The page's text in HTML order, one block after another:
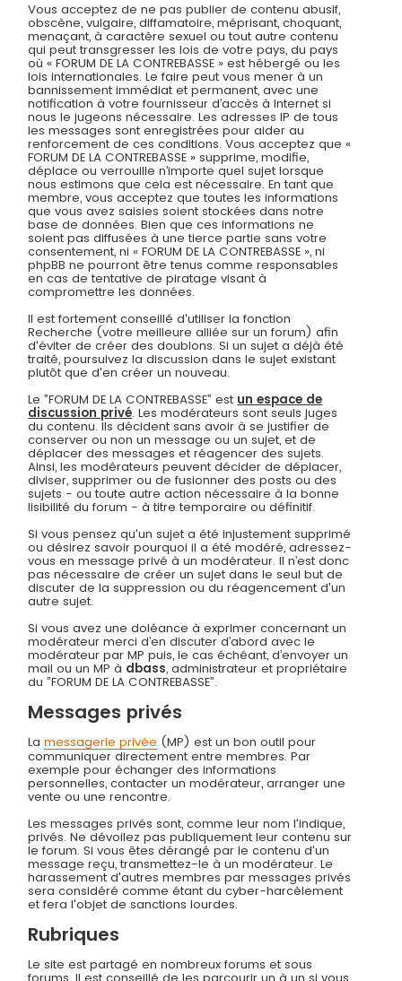
Vous acceptez de ne pas publier de contenu abusif,
obscène, vulgaire, diffamatoire, méprisant, choquant,
menaçant, à caractère sexuel ou tout autre contenu
qui peut transgresser les lois de votre pays, du pays
où « FORUM DE LA CONTREBASSE » est hébergé ou les
lois internationales. Le faire peut vous mener à un
bannissement immédiat et permanent, avec une
notification à votre fournisseur d’accès à Internet si
nous le jugeons nécessaire. Les adresses IP de tous
les messages sont enregistrées pour aider au
renforcement de ces conditions. Vous acceptez que «
FORUM DE LA CONTREBASSE » supprime, modifie,
déplace ou verrouille n’importe quel sujet lorsque
nous estimons que cela est nécessaire. En tant que
membre, vous acceptez que toutes les informations
que vous avez saisies soient stockées dans notre
base de données. Bien que ces informations ne
soient pas diffusées à une tierce partie sans votre
consentement, ni « FORUM DE LA CONTREBASSE », ni
phpBB ne pourront être tenus comme responsables
en cas de tentative de piratage visant à
compromettre les données.
Il est fortement conseillé d'utiliser la fonction
Recherche (votre meilleure alliée sur un forum) afin
d'éviter de créer des doublons. Si un sujet a déjà été
traité, poursuivez la discussion dans le sujet existant
plutôt que d'en créer un nouveau.
Le ”FORUM DE LA CONTREBASSE” est un espace de
discussion privé. Les modérateurs sont seuls juges
du contenu. Ils décident sans avoir à se justifier de
conserver ou non un message ou un sujet, et de
déplacer des messages et réagencer des sujets.
Ainsi, les modérateurs peuvent décider de déplacer,
diviser, supprimer ou de fusionner des posts ou des
sujets - ou toute autre action nécessaire à la bonne
lisibilité du forum - à titre temporaire ou définitif.
Si vous pensez qu'un sujet a été injustement supprimé
ou désirez savoir pourquoi il a été modéré, adressez-
vous en message privé à un modérateur. Il n’est donc
pas nécessaire de créer un sujet dans le seul but de
discuter de la suppression ou du réagencement d'un
autre sujet.
Si vous avez une doléance à exprimer concernant un
modérateur merci d’en discuter d’abord avec le
modérateur par MP puis, le cas échéant, d’envoyer un
mail ou un MP à dbass, administrateur et propriétaire
du ”FORUM DE LA CONTREBASSE”.
Messages privés
Lamessagerie privée (MP) est un bon outil pour
communiquer directement entre membres. Par
exemple pour échanger des informations
personnelles, contacter un modérateur, arranger une
vente ou une rencontre.
Les messages privés sont, comme leur nom l'indique,
privés. Ne dévoilez pas publiquement leur contenu sur
le forum. Si vous êtes dérangé par le contenu d'un
message reçu, transmettez-le à un modérateur. Le
harassement d'autres membres par messages privés
sera considéré comme étant du cyber-harcèlement
et fera l'objet de sanctions lourdes.
Rubriques
Le site est partagé en nombreux forums et sous